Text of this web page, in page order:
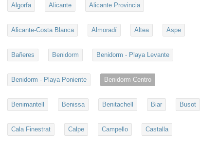
Algorfa Alicante Alicante Provincia
Alicante-Costa Blanca Almoradí Altea Aspe
Bañeres Benidorm Benidorm - Playa Levante
Benidorm - Playa Poniente Benidorm Centro
Benimantell Benissa Benitachell Biar Busot
Cala Finestrat Calpe Campello Castalla